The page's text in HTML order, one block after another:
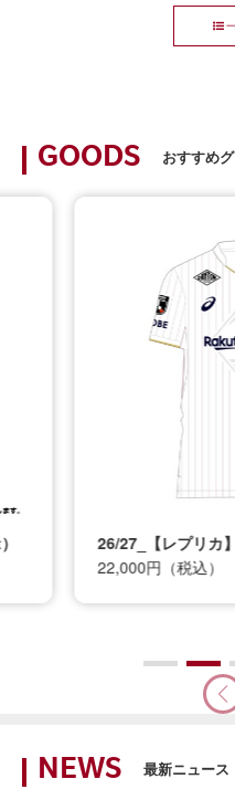
GOODS おすすめ
26/27_【レプリカ
22,000円（税込）
NEWS 最新ニュース